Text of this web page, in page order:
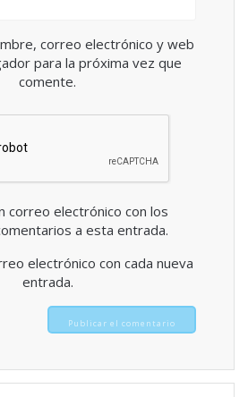
correo electrónico y web
para la próxima vez que
comente.
correo electrónico con los
a esta entrada.
electrónico con cada nueva
entrada.